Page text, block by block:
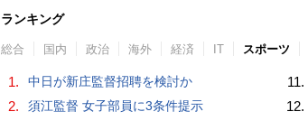
ランキング
総合 国内 政治 海外 経済 IT スポーツ
1. 中日が新庄監督招聘を検討か
2. 須江監督 女子部員に3条件提示
11.
12.